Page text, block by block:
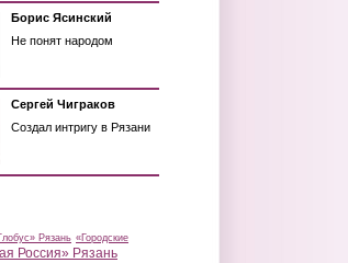
Борис Ясинский
Не понят народом
Сергей Чиграков
Создал интригу в Рязани
Рязань «Городские
Россия» Рязань